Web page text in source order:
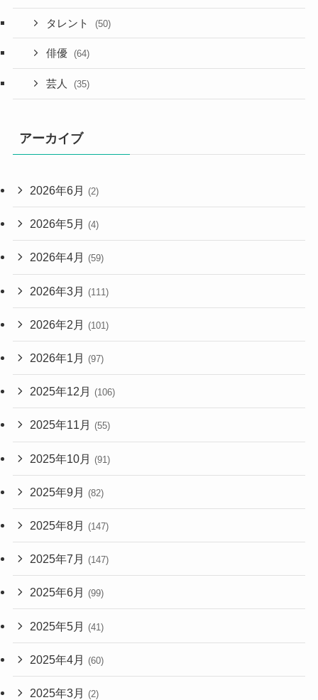
タレント (50)
俳優 (64)
芸人 (35)
アーカイブ
2026年6月 (2)
2026年5月 (4)
2026年4月 (59)
2026年3月 (111)
2026年2月 (101)
2026年1月 (97)
2025年12月 (106)
2025年11月 (55)
2025年10月 (91)
2025年9月 (82)
2025年8月 (147)
2025年7月 (147)
2025年6月 (99)
2025年5月 (41)
2025年4月 (60)
2025年3月 (2)